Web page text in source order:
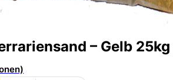
– Gelb 25kg